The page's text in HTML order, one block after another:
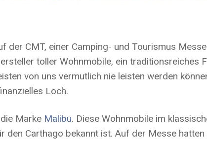
der CMT, einer Camping- und Tourismus
toller Wohnmobile, ein traditionsreiches
von uns vermutlich nie leisten werden
Loch.
Marke Malibu. Diese Wohnmobile im
den Carthago bekannt ist. Auf der Messe